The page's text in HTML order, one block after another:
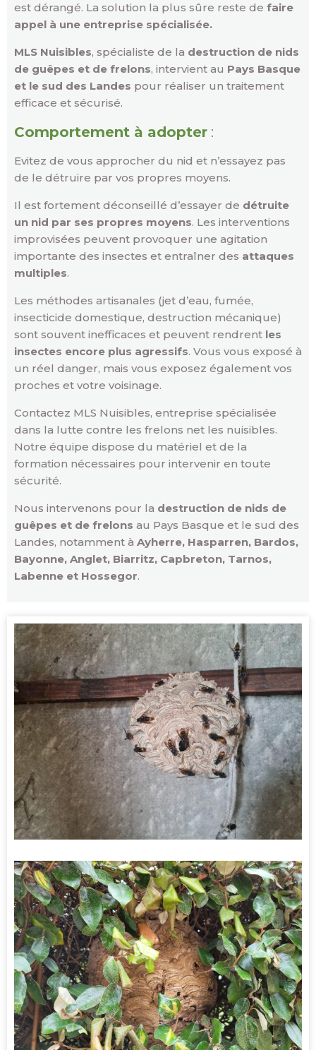
est dérangé. La solution la plus sûre reste de faire
appel à une entreprise spécialisée.
MLS Nuisibles, spécialiste de la destruction de nids
de guêpes et de frelons, intervient au Pays Basque
et le sud des Landes pour réaliser un traitement
efficace et sécurisé.
Comportement à adopter :
Evitez de vous approcher du nid et n’essayez pas
de le détruire par vos propres moyens.
Il est fortement déconseillé d’essayer de détruite
un nid par ses propres moyens. Les interventions
improvisées peuvent provoquer une agitation
importante des insectes et entraîner des attaques
multiples.
Les méthodes artisanales (jet d’eau, fumée,
insecticide domestique, destruction mécanique)
sont souvent inefficaces et peuvent rendrent les
insectes encore plus agressifs. Vous vous exposé à
un réel danger, mais vous exposez également vos
proches et votre voisinage.
Contactez MLS Nuisibles, entreprise spécialisée
dans la lutte contre les frelons net les nuisibles.
Notre équipe dispose du matériel et de la
formation nécessaires pour intervenir en toute
sécurité.
Nous intervenons pour la destruction de nids de
guêpes et de frelons au Pays Basque et le sud des
Landes, notamment à Ayherre, Hasparren, Bardos,
Bayonne, Anglet, Biarritz, Capbreton, Tarnos,
Labenne et Hossegor.